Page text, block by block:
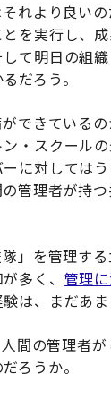
れより良い
を実行し、
て明日の組
だろう。
できている
・スクール
に対しては
管理者が持
」を管理す
多く、 管理
は、まだあま
間の管理者
ろうか。